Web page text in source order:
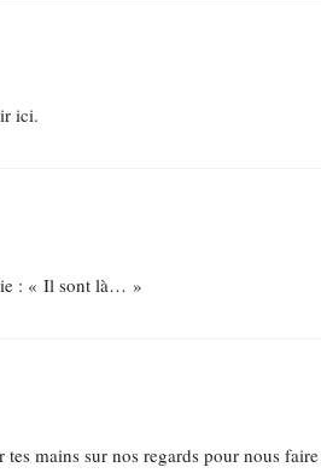
ici.
: « Il sont là… »
mains sur nos regards pour nous